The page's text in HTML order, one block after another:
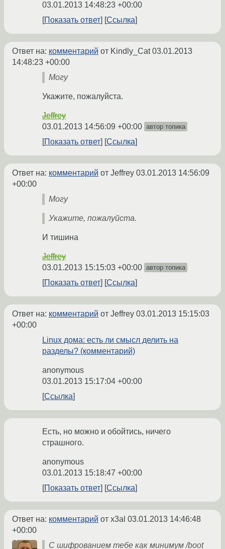
03.01.2013 14:48:23 +00:00
Показать ответ
Ссылка
Ответ на: комментарий от Kindly_Cat03.01.2013
14:48:23 +00:00
Могу
Укажите, пожалуйста.
Jeffrey
03.01.2013 14:56:09 +00:00 автор топика
Показать ответ Ссылка
Ответ на: комментарий от Jeffrey 03.01.2013 14:56:09
+00:00
Могу
Укажите, пожалуйста.
И тишина
Jeffrey
03.01.2013 15:15:03 +00:00 автор топика
Показать ответ Ссылка
Ответ на: комментарий от Jeffrey 03.01.2013 15:15:03
+00:00
Linux дома: есть ли смысл делить на
разделы? (комментарий)
anonymous
03.01.2013 15:17:04 +00:00
Ссылка
Есть, но можно и обойтись, ничего
страшного.
anonymous
03.01.2013 15:18:47 +00:00
Показать ответ
Ссылка
Ответ на: комментарий от x3al 03.01.2013 14:46:48
+00:00
С шифрованием тебе как минимум /boot